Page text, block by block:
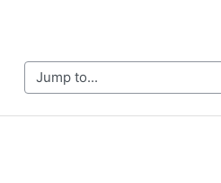
Jump to...